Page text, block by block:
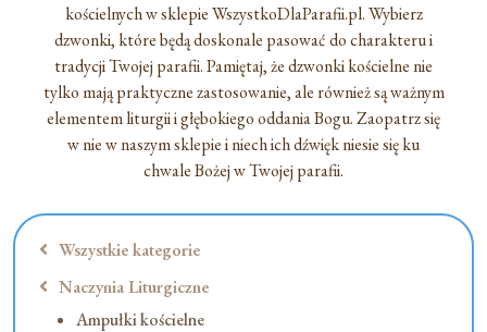
Wszystkie kategorie
Naczynia Liturgiczne
Ampułki kościelne
kościelnych w sklepie WszystkoDlaParafii.pl. Wybierz
dzwonki, które będą doskonale pasować do charakteru i
tradycji Twojej parafii. Pamiętaj, że dzwonki kościelne nie
tylko mają praktyczne zastosowanie, ale również są ważnym
elementem liturgii i głębokiego oddania Bogu. Zaopatrz się
w nie w naszym sklepie i niech ich dźwięk niesie się ku
chwale Bożej w Twojej parafii.